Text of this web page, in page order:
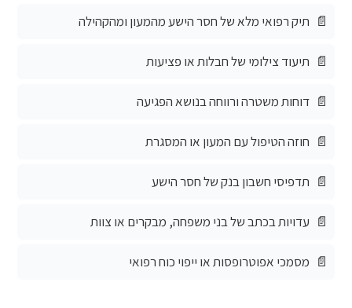
תיק רפואי מלא של חסר הישע מהמעון ומהקהילה
תיעוד צילומי של חבלות או פציעות
דוחות משטרה ורווחה בנושא הפגיעה
חוזה הטיפול עם המעון או המסגרת
תדפיסי חשבון בנק של חסר הישע
עדויות בכתב של בני משפחה, מבקרים או צוות
מסמכי אפוטרופסות או ייפוי כוח רפואי